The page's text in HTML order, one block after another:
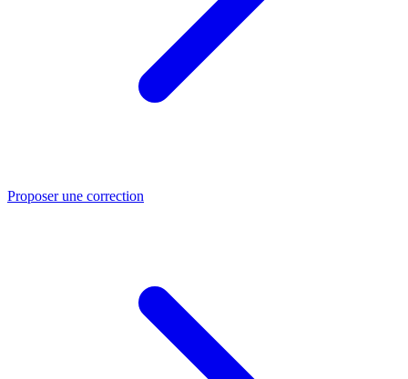
Proposer une correction